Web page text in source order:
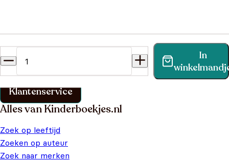
In
Vind binnen no-time antwoord op je vraag op onze
klantenservice pagina.
Klantenservice
Alles van Kinderboekjes.nl
Zoek op leeftijd
Zoeken op auteur
Zoek naar merken